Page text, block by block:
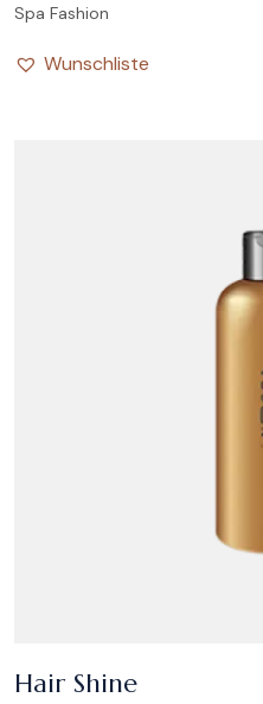
Spa Fashion
Wunschliste
Hair Shine